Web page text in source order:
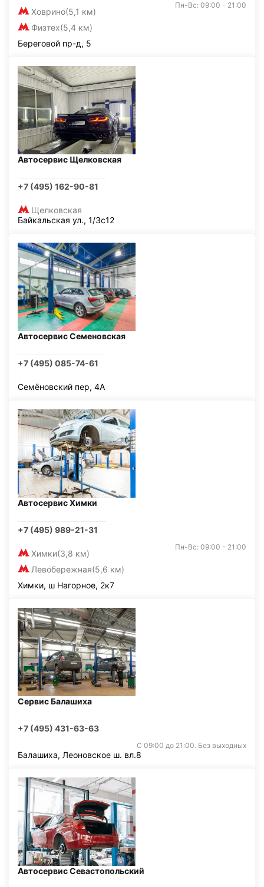
Ховрино(5,1 км)
Физтех(5,4 км)
Пн-Вс: 09:00 - 21:00
Береговой пр-д, 5
Автосервис Щелковская
+7 (495) 162-90-81
Щелковская
Байкальская ул., 1/3с12
Автосервис Семеновская
+7 (495) 085-74-61
Семёновский пер, 4А
Автосервис Химки
+7 (495) 989-21-31
Химки(3,8 км)
Левобережная(5,6 км)
Пн-Вс: 09:00 - 21:00
Химки, ш Нагорное, 2к7
Сервис Балашиха
+7 (495) 431-63-63
С 09:00 до 21:00. Без выходных
Балашиха, Леоновское ш. вл.8
Автосервис Севастопольский